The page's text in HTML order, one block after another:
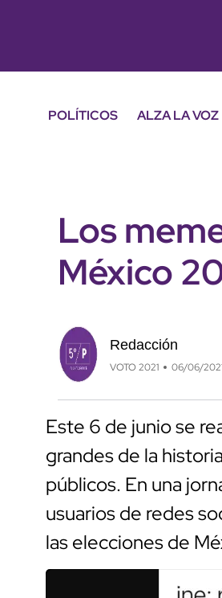
POLÍTICOS ALZA LA VOZ
Los
México
Redacción
VOTO 2021 06/06/
Este 6 de junio se
grandes de la
públicos. En una
usuarios de redes
las elecciones de